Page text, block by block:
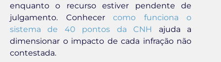
enquanto o recurso estiver pendente de
julgamento. Conhecer como funciona o
sistema de 40 pontos da CNH ajuda a
dimensionar o impacto de cada infração não
contestada.